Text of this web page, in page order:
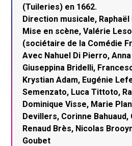
(Tuileries) en 1662.
Direction musicale, Raphaël
Mise en scène, Valérie
(sociétaire de la Comédie
Avec Nahuel Di Pierro,
Giuseppina Bridelli,
Krystian Adam, Eugénie
Semenzato, Luca Tittoto,
Dominique Visse, Marie
Devillers, Corinne
Renaud Brès, Nicolas
Goubet